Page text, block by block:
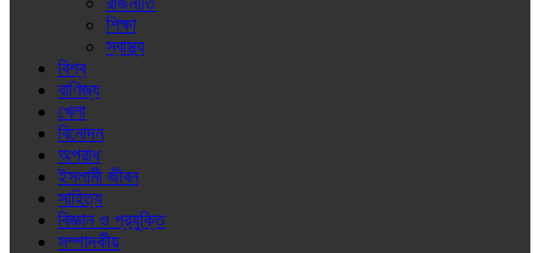
শিক্ষা
স্বাস্থ্য
বিশ্ব
বাণিজ্য
খেলা
বিনোদন
অপরাধ
ইসলামী জীবন
সাহিত্য
বিজ্ঞান ও প্রযুক্তি
সম্পাদকীয়